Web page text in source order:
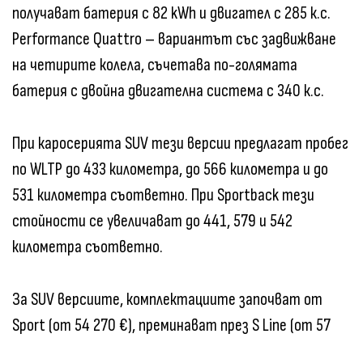
получават батерия с 82 kWh и двигател с 285 к.с.
Performance Quattro – вариантът със задвижване
на четирите колела, съчетава по-голямата
батерия с двойна двигателна система с 340 к.с.
При каросерията SUV тези версии предлагат пробег
по WLTP до 433 километра, до 566 километра и до
531 километра съответно. При Sportback тези
стойности се увеличават до 441, 579 и 542
километра съответно.
За SUV версиите, комплектациите започват от
Sport (от 54 270 €), преминават през S Line (от 57